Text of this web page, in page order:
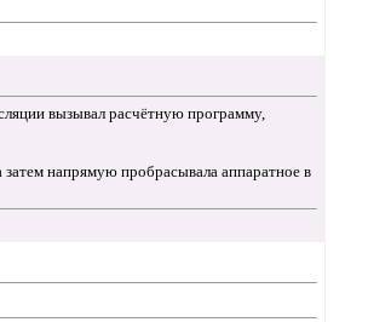
вызывал расчётную программу,
затем напрямую пробрасывала аппаратное в